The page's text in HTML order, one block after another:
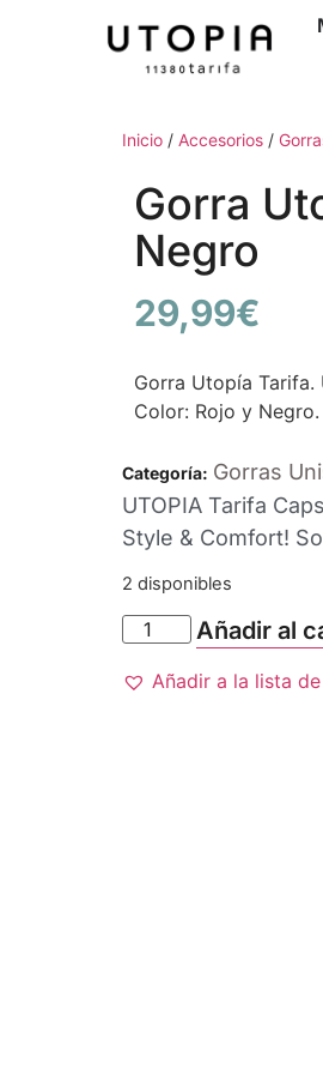
Inicio / Accesorios /
Gorra
Negro
29,99€
Gorra Utopía Tarifa.
Color: Rojo y Negro.
Categoría: Gorras
UTOPIA Tarifa
Style & Comfort!
2 disponibles
Añadir al
Añadir a la lista